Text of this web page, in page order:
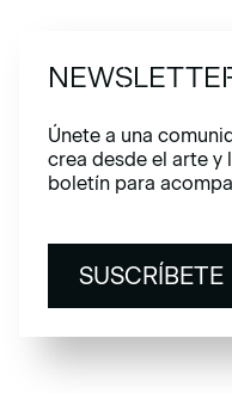
Únete a una
crea desde el arte y
boletín para
SUSCRÍBETE
SUSCRÍBETE